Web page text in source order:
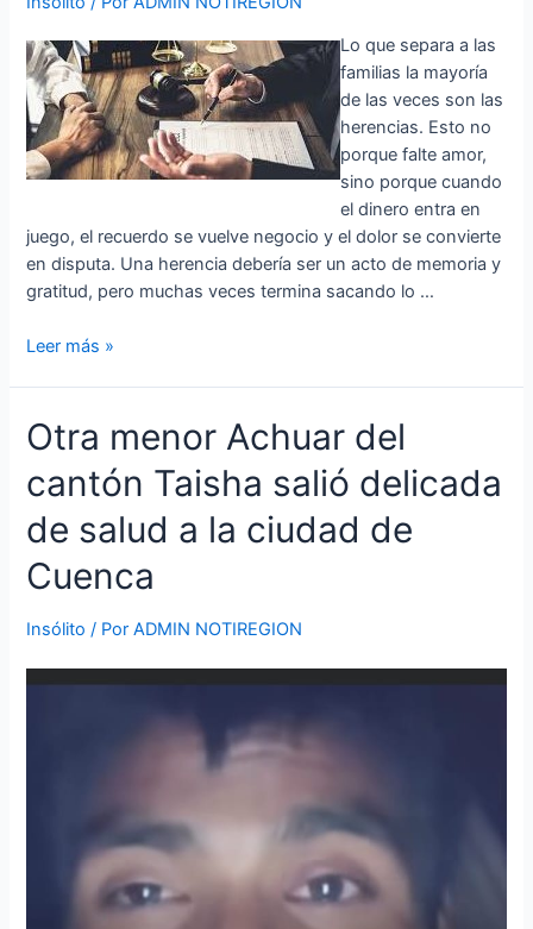
Lo que separa a las
familias la mayoría
de las veces son las
herencias. Esto no
porque falte amor,
sino porque cuando
el dinero entra en
juego, el recuerdo se vuelve negocio y el dolor se convierte
en disputa. Una herencia debería ser un acto de memoria y
gratitud, pero muchas veces termina sacando lo …
y
rompe
a
las
familias
Leer más »
Otra menor Achuar del
cantón Taisha salió delicada
de salud a la ciudad de
Cuenca
Insólito / PorADMIN NOTIREGION
Otra
menor
Achuar
cantón
Taisha
salió
delicada
salud